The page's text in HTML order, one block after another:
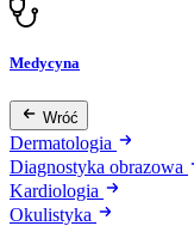
Medycyna
Wróć
Dermatologia
Diagnostyka obrazowa
Kardiologia
Okulistyka